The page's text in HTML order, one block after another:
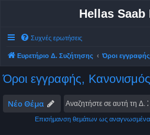
Hellas Saab
Συχνές ερωτήσεις
Ευρετήριο Δ. Συζήτησης Όροι
Όροι εγγραφής,
Νέο Θέμα
Επισήμανση θεμάτων ως αναγνωσμένα